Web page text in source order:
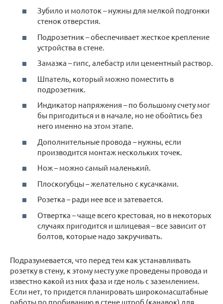
Зубило и молоток – нужны для мелкой подгонки
стенок отверстия.
Подрозетник – обеспечивает жесткое крепление
устройства в стене.
Замазка – гипс, алебастр или цементный раствор.
Шпатель, который можно поместить в
подрозетник.
Индикатор напряжения – по большому счету мог
бы пригодиться и в начале, но не обойтись без
него именно на этом этапе.
Дополнительные провода – нужны, если
производится монтаж нескольких точек.
Нож – можно самый маленький.
Плоскогубцы – желательно с кусачками.
Розетка – ради нее все и затевается.
Отвертка – чаще всего крестовая, но в некоторых
случаях пригодится и шлицевая – все зависит от
болтов, которые надо закручивать.
Подразумевается, что перед тем как устанавливать
розетку в стену, к этому месту уже проведены провода и
известно какой из них фаза и где ноль с заземлением.
Если нет, то придется планировать широкомасштабные
работы по пробиванию в стене штроб (канавок) для